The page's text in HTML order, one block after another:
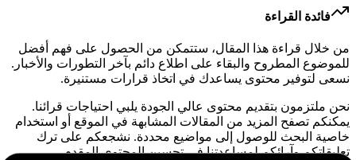
فائدة القراءة
من خلال قراءة هذا المقال، ستتمكن من الحصول على فهم أفضل
للموضوع المطروح والبقاء على اطلاع دائم بآخر التطورات والأخبار.
نسعى لتوفير محتوى يساعدك في اتخاذ قرارات مستنيرة.
نحن ملتزمون بتقديم محتوى عالي الجودة يلبي احتياجات قرائنا.
يمكنكم تصفح المزيد من المقالات المشابهة في الموقع أو استخدام
خاصية البحث للوصول إلى مواضيع محددة. نشجعكم على ترك
تعليقاتكم وآرائكم لمساعدتنا في تحسين المحتوى المقدم.